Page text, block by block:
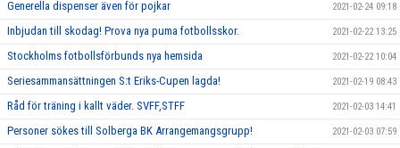
Generella dispenser även för pojkar 2021-02-24 09:18
Inbjudan till skodag! Prova nya puma fotbollsskor. 2021-02-22 13:25
Stockholms fotbollsförbunds nya hemsida 2021-02-22 10:04
Seriesammansättningen S:t Eriks-Cupen lagda! 2021-02-19 08:43
Råd för träning i kallt väder. SVFF,STFF 2021-02-03 14:41
Personer sökes till Solberga BK Arrangemangsgrupp! 2021-02-03 07:59